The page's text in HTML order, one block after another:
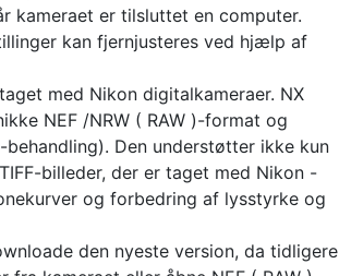
kameraet er tilsluttet en computer.
kan fjernjusteres ved hjælp af
med Nikon digitalkameraer. NX
NEF /NRW ( RAW )-format og
behandling). Den understøtter ikke kun
billeder, der er taget med Nikon -
og forbedring af lysstyrke og
den nyeste version, da tidligere